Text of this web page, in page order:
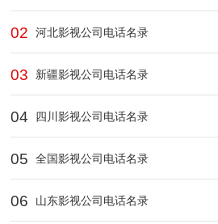
02 河北影视公司电话名录
03 新疆影视公司电话名录
04 四川影视公司电话名录
05 全国影视公司电话名录
06 山东影视公司电话名录